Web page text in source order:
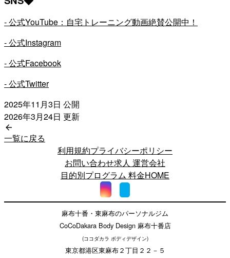
- 公式YouTube：自宅トレーニング動画絶賛公開中！
- 公式Instagram
- 公式Facebook
- 公式Twitter
2025年11月3日 公開
2026年3月24日 更新
一覧に戻る
利用規約プライバシーポリシー
お問い合わせ求人 運営会社
目的別プログラム 料金HOME
麻布十番・東麻布のパーソナルジム
CoCoDakara Body Design 麻布十番店
(ココダカラ ボディデザイン)
東京都港区東麻布２丁目２２－５